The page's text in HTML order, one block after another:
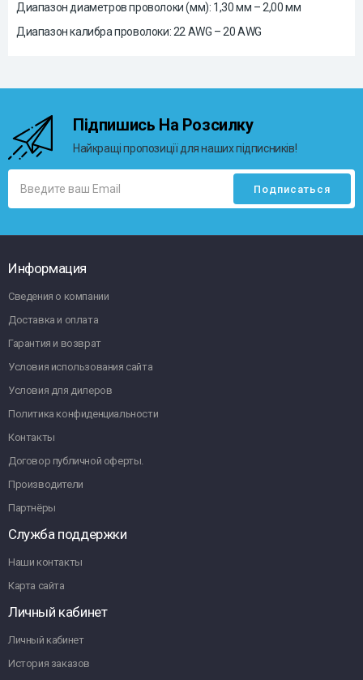
Диапазон диаметров проволоки (мм): 1,30 мм – 2,00 мм
Диапазон калибра проволоки: 22 AWG – 20 AWG
Підпишись На Розсилку
Найкращі пропозиції для наших підписників!
Информация
Сведения о компании
Доставка и оплата
Гарантия и возврат
Условия использования сайта
Условия для дилеров
Политика конфиденциальности
Контакты
Договор публичной оферты.
Производители
Партнёры
Служба поддержки
Наши контакты
Карта сайта
Личный кабинет
Личный кабинет
История заказов